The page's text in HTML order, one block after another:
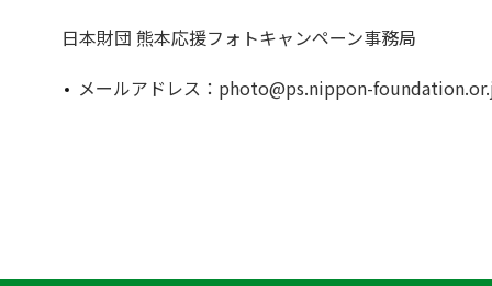
日本財団 熊本応援フォトキャンペーン事務局
メールアドレス：photo@ps.nippon-